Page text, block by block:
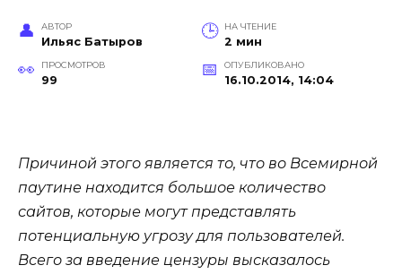
АВТОР
Ильяс Батыров
НА ЧТЕНИЕ
2 мин
ПРОСМОТРОВ
99
ОПУБЛИКОВАНО
16.10.2014, 14:04
Причиной этого является то, что во Всемирной
паутине находится большое количество
сайтов, которые могут представлять
потенциальную угрозу для пользователей.
Всего за введение цензуры высказалось